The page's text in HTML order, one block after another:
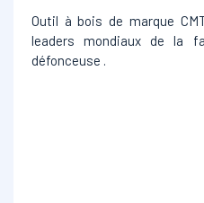
Outil à bois de marque
leaders mondiaux de la
défonceuse .